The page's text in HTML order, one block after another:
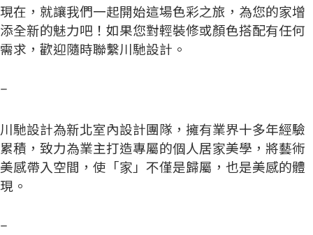
現在，就讓我們一起開始這場色彩之旅，為您的家增
添全新的魅力吧！如果您對輕裝修或顏色搭配有任何
需求，歡迎隨時聯繫川馳設計。
–
川馳設計為新北室內設計團隊，擁有業界十多年經驗
累積，致力為業主打造專屬的個人居家美學，將藝術
美感帶入空間，使「家」不僅是歸屬，也是美感的體
現。
–